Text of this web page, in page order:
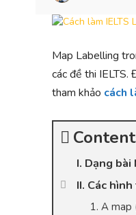
Map Labelling
các đề thi IELTS.
tham khảo cách
I. Dạng
II. Các
1. A map